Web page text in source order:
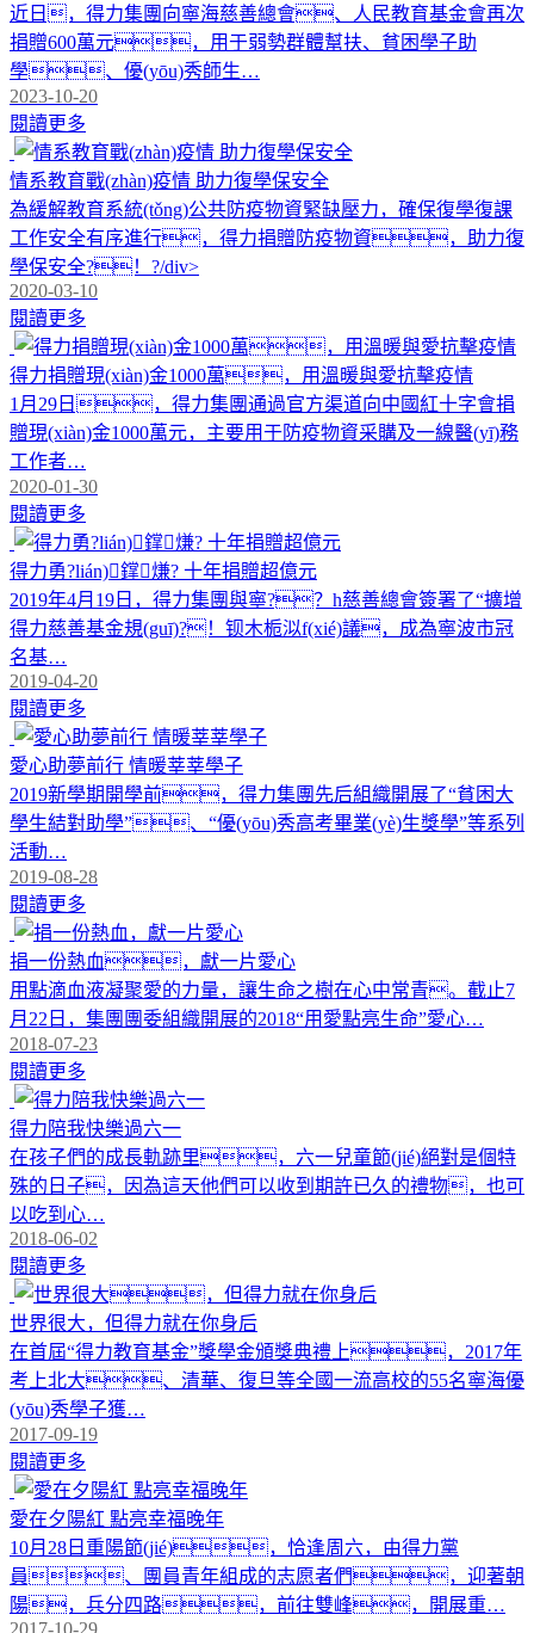
近日，得力集團向寧海慈善總會、人民教育基金會再次
捐贈600萬元，用于弱勢群體幫扶、貧困學子助
學、優(yōu)秀師生…
2023-10-20
閱讀更多
情系教育戰(zhàn)疫情 助力復學保安全
為緩解教育系統(tǒng)公共防疫物資緊缺壓力，確保復學復課
工作安全有序進行，得力捐贈防疫物資，助力復
學保安全?！?/div>
2020-03-10
閱讀更多
得力捐贈現(xiàn)金1000萬，用溫暖與愛抗擊疫情
1月29日，得力集團通過官方渠道向中國紅十字會捐
贈現(xiàn)金1000萬元，主要用于防疫物資采購及一線醫(yī)務
工作者…
2020-01-30
閱讀更多
得力勇?lián)鐣熑? 十年捐贈超億元
2019年4月19日，得力集團與寧?？h慈善總會簽署了“擴增
得力慈善基金規(guī)?！钡木栀泤f(xié)議，成為寧波市冠
名基…
2019-04-20
閱讀更多
愛心助夢前行 情暖莘莘學子
2019新學期開學前，得力集團先后組織開展了“貧困大
學生結對助學”、“優(yōu)秀高考畢業(yè)生獎學”等系列
活動…
2019-08-28
閱讀更多
捐一份熱血，獻一片愛心
用點滴血液凝聚愛的力量，讓生命之樹在心中常青。截止7
月22日，集團團委組織開展的2018“用愛點亮生命”愛心…
2018-07-23
閱讀更多
得力陪我快樂過六一
在孩子們的成長軌跡里，六一兒童節(jié)絕對是個特
殊的日子，因為這天他們可以收到期許已久的禮物，也可
以吃到心…
2018-06-02
閱讀更多
世界很大，但得力就在你身后
在首屆“得力教育基金”獎學金頒獎典禮上，2017年
考上北大、清華、復旦等全國一流高校的55名寧海優
(yōu)秀學子獲…
2017-09-19
閱讀更多
愛在夕陽紅 點亮幸福晚年
10月28日重陽節(jié)，恰逢周六，由得力黨
員、團員青年組成的志愿者們，迎著朝
陽，兵分四路，前往雙峰，開展重…